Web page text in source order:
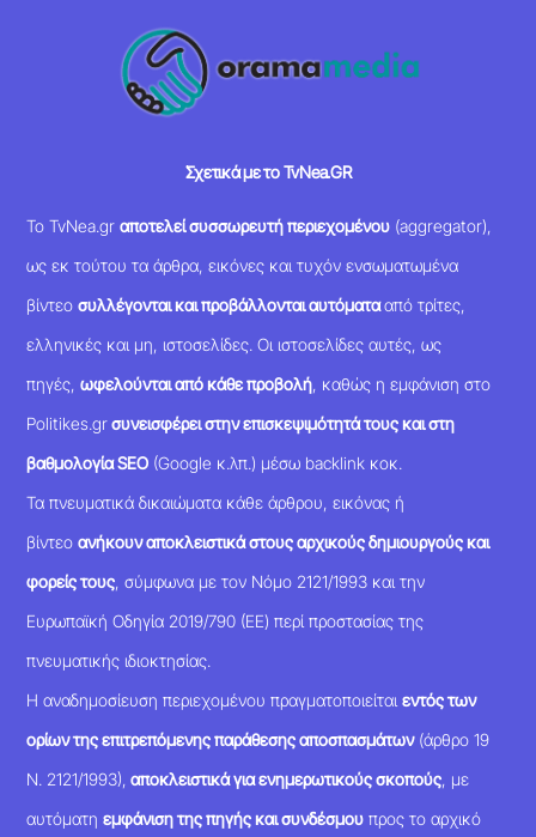
Σχετικά με το TvNea.GR
Το TvNea.grαποτελεί συσσωρευτή περιεχομένου (aggregator),
ως εκ τούτου τα άρθρα, εικόνες και τυχόν ενσωματωμένα
βίντεοσυλλέγονται και προβάλλονται αυτόματααπό τρίτες,
ελληνικές και μη, ιστοσελίδες. Οι ιστοσελίδες αυτές, ως
πηγές,ωφελούνται από κάθε προβολή , καθώς η εμφάνιση στο
Politikes.grσυνεισφέρει στην επισκεψιμότητά τους και στη
βαθμολογία SEO (Google κ.λπ.) μέσω backlink κοκ.
Τα πνευματικά δικαιώματα κάθε άρθρου, εικόνας ή
βίντεοανήκουν αποκλειστικά στους αρχικούς δημιουργούς και
φορείς τους , σύμφωνα με τον Νόμο 2121/1993 και την
Ευρωπαϊκή Οδηγία 2019/790 (ΕΕ) περί προστασίας της
πνευματικής ιδιοκτησίας.
Η αναδημοσίευση περιεχομένου πραγματοποιείταιεντός των
ορίων της επιτρεπόμενης παράθεσης αποσπασμάτων(άρθρο 19
Ν. 2121/1993), αποκλειστικά για ενημερωτικούς σκοπούς , με
αυτόματηεμφάνιση της πηγής και συνδέσμου προς το αρχικό